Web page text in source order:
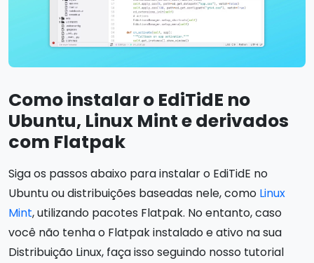
Como instalar o EdiTidE no
Ubuntu, Linux Mint e derivados
com Flatpak
Siga os passos abaixo para instalar o EdiTidE no
Ubuntu ou distribuições baseadas nele, como Linux
Mint, utilizando pacotes Flatpak. No entanto, caso
você não tenha o Flatpak instalado e ativo na sua
Distribuição Linux, faça isso seguindo nosso tutorial